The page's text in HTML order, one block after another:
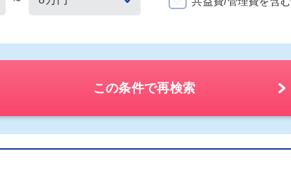
この条件で再検索